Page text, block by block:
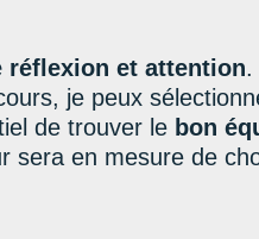
réflexion et attention.
je peux
de trouver le bon
sera en mesure de